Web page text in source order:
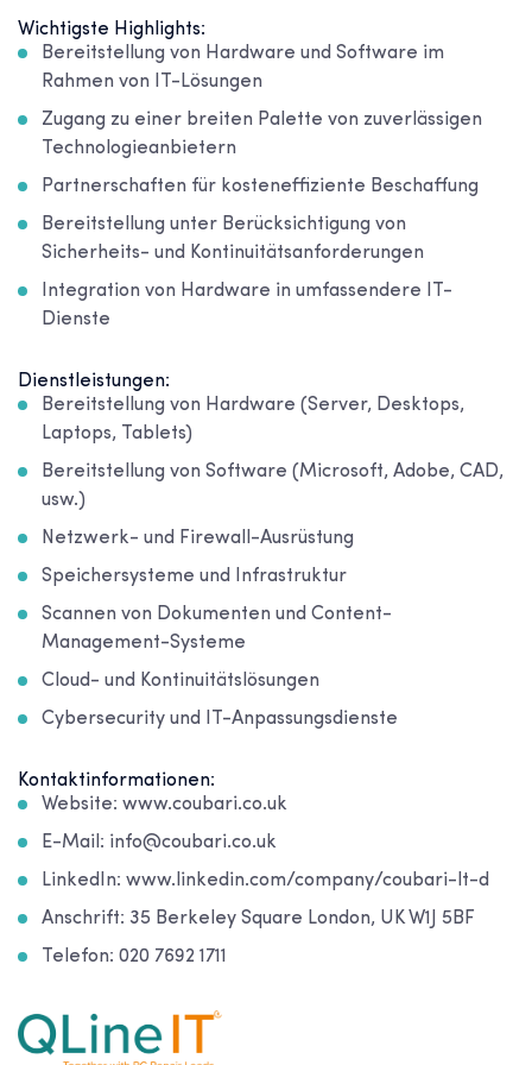
Wichtigste Highlights:
Bereitstellung von Hardware und Software im
Rahmen von IT-Lösungen
Zugang zu einer breiten Palette von zuverlässigen
Technologieanbietern
Partnerschaften für kosteneffiziente Beschaffung
Bereitstellung unter Berücksichtigung von
Sicherheits- und Kontinuitätsanforderungen
Integration von Hardware in umfassendere IT-
Dienste
Dienstleistungen:
Bereitstellung von Hardware (Server, Desktops,
Laptops, Tablets)
Bereitstellung von Software (Microsoft, Adobe, CAD,
usw.)
Netzwerk- und Firewall-Ausrüstung
Speichersysteme und Infrastruktur
Scannen von Dokumenten und Content-
Management-Systeme
Cloud- und Kontinuitätslösungen
Cybersecurity und IT-Anpassungsdienste
Kontaktinformationen:
Website: www.coubari.co.uk
E-Mail: info@coubari.co.uk
LinkedIn: www.linkedin.com/company/coubari-lt-d
Anschrift: 35 Berkeley Square London, UK W1J 5BF
Telefon: 020 7692 1711